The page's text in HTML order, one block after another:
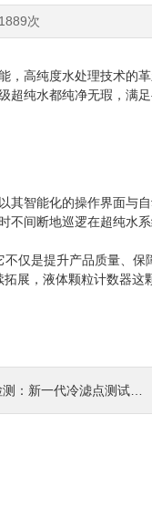
次
，高纯度水处理技术的
超纯水都纯净无瑕，满
其智能化的操作界面与
不间断地巡逻在超纯水
仅是提升产品质量、保
展，液体颗粒计数器这
冷滤点测试仪的智能化与自动化